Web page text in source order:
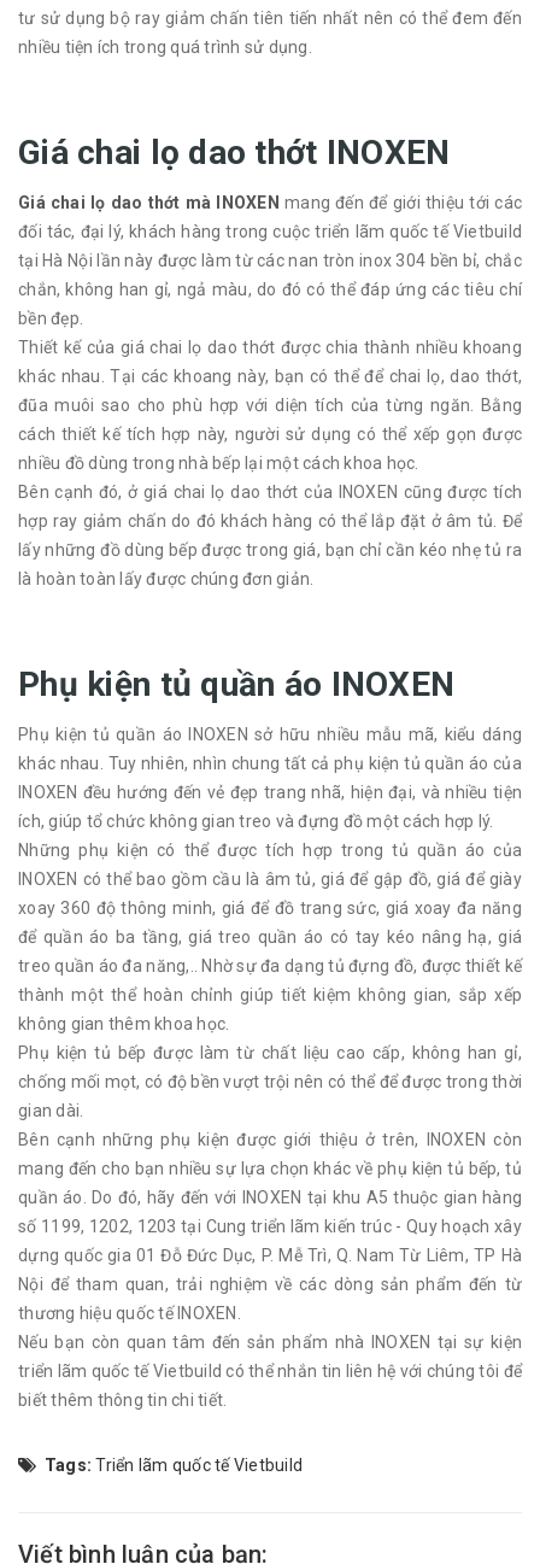
tư sử dụng bộ ray giảm chấn tiên tiến nhất nên có thể đem đến
nhiều tiện ích trong quá trình sử dụng.
Giá chai lọ dao thớt INOXEN
Giá chai lọ dao thớt mà INOXEN mang đến để giới thiệu tới các
đối tác, đại lý, khách hàng trong cuộc triển lãm quốc tế Vietbuild
tại Hà Nội lần này được làm từ các nan tròn inox 304 bền bỉ, chắc
chắn, không han gỉ, ngả màu, do đó có thể đáp ứng các tiêu chí
bền đẹp.
Thiết kế của giá chai lọ dao thớt được chia thành nhiều khoang
khác nhau. Tại các khoang này, bạn có thể để chai lọ, dao thớt,
đũa muôi sao cho phù hợp với diện tích của từng ngăn. Bằng
cách thiết kế tích hợp này, người sử dụng có thể xếp gọn được
nhiều đồ dùng trong nhà bếp lại một cách khoa học.
Bên cạnh đó, ở giá chai lọ dao thớt của INOXEN cũng được tích
hợp ray giảm chấn do đó khách hàng có thể lắp đặt ở âm tủ. Để
lấy những đồ dùng bếp được trong giá, bạn chỉ cần kéo nhẹ tủ ra
là hoàn toàn lấy được chúng đơn giản.
Phụ kiện tủ quần áo INOXEN
Phụ kiện tủ quần áo INOXEN sở hữu nhiều mẫu mã, kiểu dáng
khác nhau. Tuy nhiên, nhìn chung tất cả phụ kiện tủ quần áo của
INOXEN đều hướng đến vẻ đẹp trang nhã, hiện đại, và nhiều tiện
ích, giúp tổ chức không gian treo và đựng đồ một cách hợp lý.
Những phụ kiện có thể được tích hợp trong tủ quần áo của
INOXEN có thể bao gồm cầu là âm tủ, giá để gập đồ, giá để giày
xoay 360 độ thông minh, giá để đồ trang sức, giá xoay đa năng
để quần áo ba tầng, giá treo quần áo có tay kéo nâng hạ, giá
treo quần áo đa năng,.. Nhờ sự đa dạng tủ đựng đồ, được thiết kế
thành một thể hoàn chỉnh giúp tiết kiệm không gian, sắp xếp
không gian thêm khoa học.
Phụ kiện tủ bếp được làm từ chất liệu cao cấp, không han gỉ,
chống mối mọt, có độ bền vượt trội nên có thể để được trong thời
gian dài.
Bên cạnh những phụ kiện được giới thiệu ở trên, INOXEN còn
mang đến cho bạn nhiều sự lựa chọn khác về phụ kiện tủ bếp, tủ
quần áo. Do đó, hãy đến với INOXEN tại khu A5 thuộc gian hàng
số 1199, 1202, 1203 tại Cung triển lãm kiến trúc - Quy hoạch xây
dựng quốc gia 01 Đỗ Đức Dục, P. Mễ Trì, Q. Nam Từ Liêm, TP Hà
Nội để tham quan, trải nghiệm về các dòng sản phẩm đến từ
thương hiệu quốc tế INOXEN.
Nếu bạn còn quan tâm đến sản phẩm nhà INOXEN tại sự kiện
triển lãm quốc tế Vietbuild có thể nhắn tin liên hệ với chúng tôi để
biết thêm thông tin chi tiết.
Tags: Triển lãm quốc tế Vietbuild
Viết bình luận của bạn: